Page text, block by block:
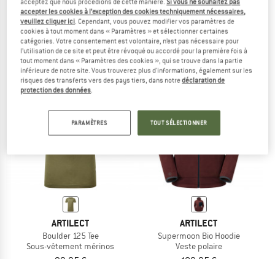
Women's Boulder 125 Legging
Sous-vêtement mérinos
109,95 €
5,0(1)
Terrace Headband
Bandeau
29,95 €
5,0(2)
ARTILECT
Boulder 125 Tee
Sous-vêtement mérinos
ARTILECT
Supermoon Bio Hoodie
Veste polaire
accepter les cookies à l’exception des cookies techniquement nécessaires,
veuillez cliquer ici. Cependant, vous pouvez modifier vos paramètres de
cookies à tout moment dans « Paramètres » et sélectionner certaines
catégories. Votre consentement est volontaire, n’est pas nécessaire pour
l’utilisation de ce site et peut être révoqué ou accordé pour la première fois à
tout moment dans « Paramètres des cookies », qui se trouve dans la partie
inférieure de notre site. Vous trouverez plus d'informations, également sur les
risques des transferts vers des pays tiers, dans notredéclaration de
protection des données.
PARAMÈTRES TOUT SÉLECTIONNER